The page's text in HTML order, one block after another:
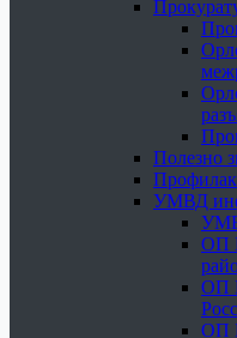
Полезно
УМВД
ОП
ОП
ОП